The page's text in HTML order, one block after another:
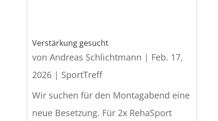
Verstärkung gesucht
von Andreas Schlichtmann | Feb. 17,
2026| SportTreff
Wir suchen für den Montagabend eine
neue Besetzung. Für 2x RehaSport